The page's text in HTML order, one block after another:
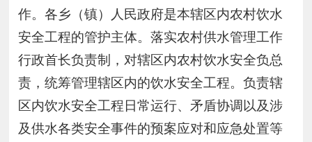
作。各乡（镇）人民政府是本辖区内农村饮水
安全工程的管护主体。落实农村供水管理工作
行政首长负责制，对辖区内农村饮水安全负总
责，统筹管理辖区内的饮水安全工程。负责辖
区内饮水安全工程日常运行、矛盾协调以及涉
及供水各类安全事件的预案应对和应急处置等